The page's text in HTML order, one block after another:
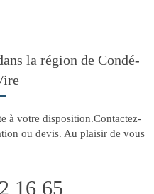
la région de Condé-
à votre disposition.Contactez-
ou devis. Au plaisir de vous
16 65